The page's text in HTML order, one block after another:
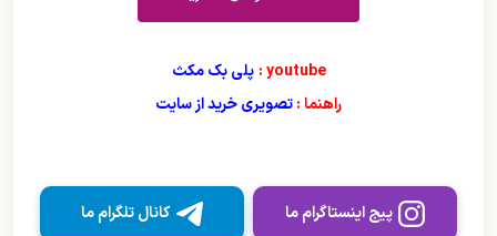
youtube : پلی بک مکث
راهنما :تصویری خرید از سایت
پیج اینستاگرام ما کانال تلگرام ما